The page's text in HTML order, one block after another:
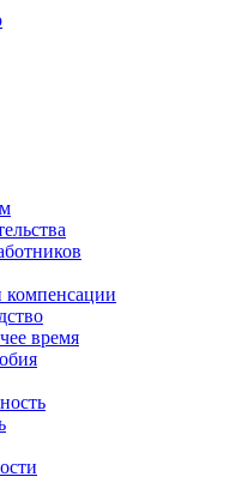
компенсации
время